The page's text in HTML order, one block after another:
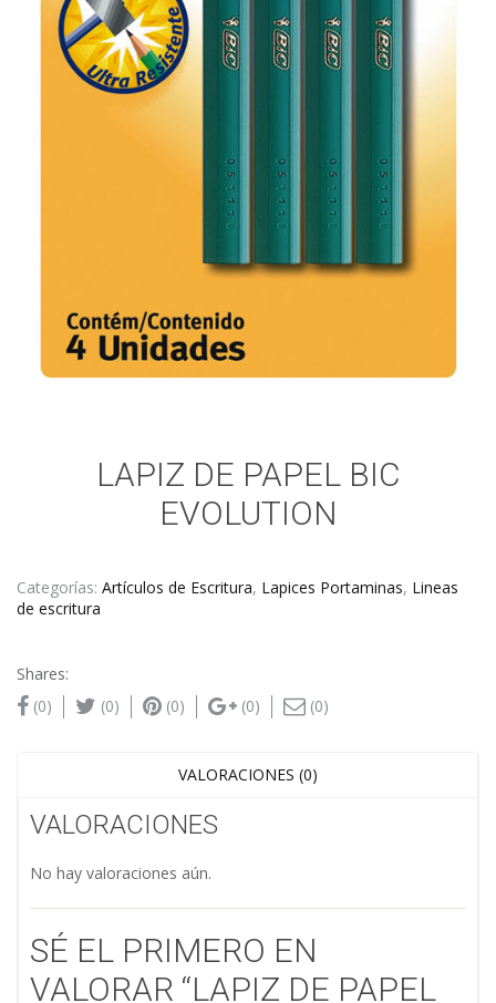
LAPIZ DE PAPEL BIC
EVOLUTION
Categorías: Artículos de Escritura, Lapices Portaminas, Lineas
de escritura
Shares:
(0)
(0) (0) (0) (0)
VALORACIONES (0)
VALORACIONES
No hay valoraciones aún.
SÉ EL PRIMERO EN
VALORAR “LAPIZ DE PAPEL